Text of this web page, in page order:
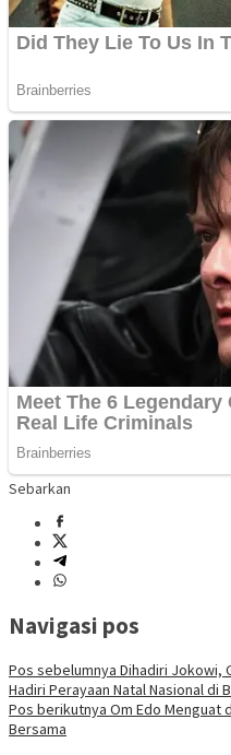
Sebarkan
Navigasi pos
Pos sebelumnya Dihadiri Jokowi,
Hadiri Perayaan Natal Nasional di
Pos berikutnya Om Edo Menguat
Bersama